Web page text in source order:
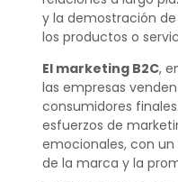
y la demostración
los productos o
El marketing B2C,
las empresas
consumidores
esfuerzos de
emocionales, con
de la marca y la